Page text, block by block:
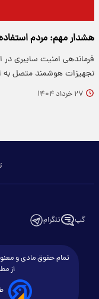
هشدار مهم: مردم
فرماندهی امنیت سایبری در
تجهیزات هوشمند متصل به
۲۷ خرداد ۱۴۰۴
گپ تلگرام
تمام حقوق مادی و
از